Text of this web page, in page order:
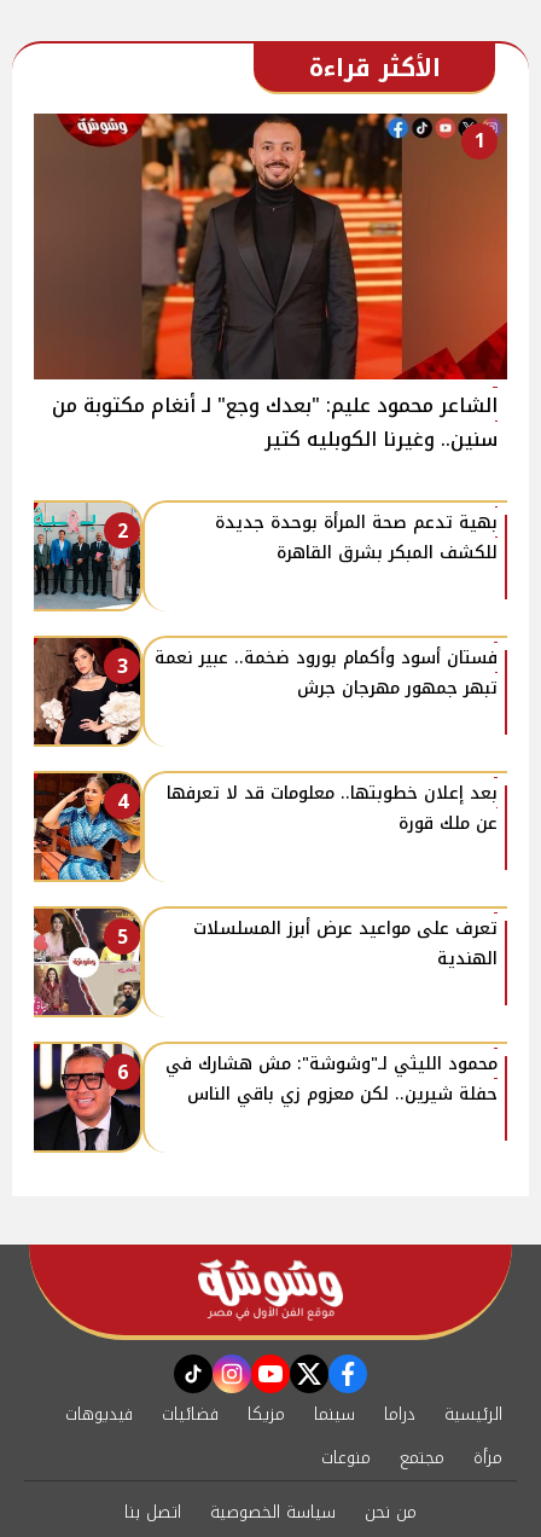
الأكثر قراءة
1
الشاعر محمود عليم: "بعدك وجع" لـ أنغام مكتوبة من
سنين.. وغيرنا الكوبليه كتير
2
بهية تدعم صحة المرأة بوحدة جديدة
للكشف المبكر بشرق القاهرة
3
فستان أسود وأكمام بورود ضخمة.. عبير نعمة
تبهر جمهور مهرجان جرش
4
بعد إعلان خطوبتها.. معلومات قد لا تعرفها
عن ملك قورة
5
تعرف على مواعيد عرض أبرز المسلسلات
الهندية
6
محمود الليثي لـ"وشوشة": مش هشارك في
حفلة شيرين.. لكن معزوم زي باقي الناس
facebook
twitter
youtube
instagram
tiktok
الرئيسية دراما سينما مزيكا فضائيات
فيديوهات
مرأة
مجتمع
منوعات
من نحن
سياسة الخصوصية اتصل بنا